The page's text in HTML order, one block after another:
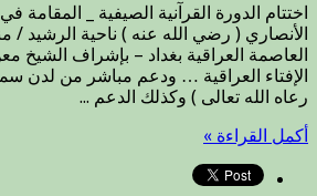
الدورة
القرآنية
الصيفية
_
المقامة
جامع
أبي
دجانة
اختتام الدورة القرآنية الصيفية _ المقامة
الأنصاري ( رضي الله عنه ) ناحية الرشيد
العاصمة العراقية بغداد – بإشراف الشيخ
الإفتاء العراقية … ودعم مباشر من لدن
رعاه الله تعالى ) وكذلك الدعم ...
أكمل القراءة »